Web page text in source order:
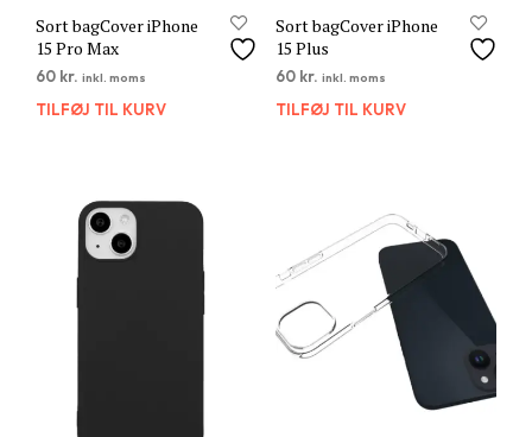
Sort bagCover iPhone
15 Pro Max
60 kr. inkl. moms
TILFØJ TIL KURV
Sort bagCover iPhone
15 Plus
60 kr. inkl. moms
TILFØJ TIL KURV